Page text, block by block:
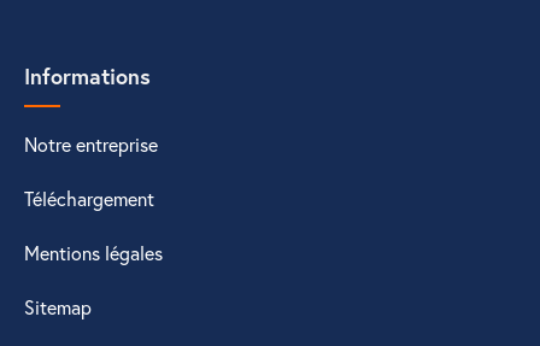
Informations
Notre entreprise
Téléchargement
Mentions légales
Sitemap